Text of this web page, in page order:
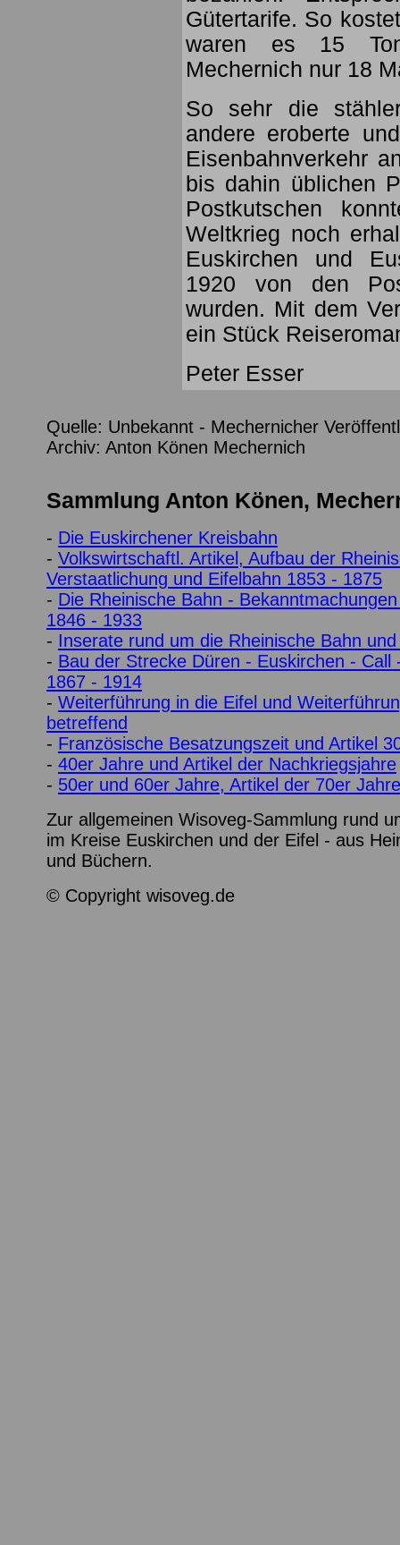
Gütertarife. So
waren es 15
Mechernich nur 18
So sehr die
andere eroberte
Eisenbahnverkehr
bis dahin üblichen
Postkutschen
Weltkrieg noch
Euskirchen und
1920 von den
wurden. Mit dem
ein Stück
Peter Esser
Quelle: Unbekannt - Mechernicher
Archiv: Anton Könen Mechernich
Sammlung Anton Könen,
- Die Euskirchener Kreisbahn
- Volkswirtschaftl. Artikel, Aufbau der
Verstaatlichung und Eifelbahn 1853 - 1875
- Die Rheinische Bahn -
1846 - 1933
- Inserate rund um die Rheinische Bahn
- Bau der Strecke Düren - Euskirchen - Call
1867 - 1914
- Weiterführung in die Eifel und
betreffend
- Französische Besatzungszeit und Artikel
- 40er Jahre und Artikel der Nachkriegsjahre
- 50er und 60er Jahre, Artikel der 70er
Zur allgemeinen Wisoveg-Sammlung rund
im Kreise Euskirchen und der Eifel - aus
und Büchern.
© Copyright wisoveg.de